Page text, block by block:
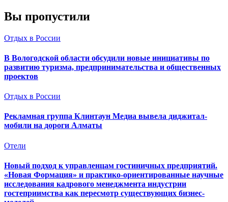
Вы пропустили
Отдых в России
В Вологодской области обсудили новые инициативы по
развитию туризма, предпринимательства и общественных
проектов
Отдых в России
Рекламная группа Клинтаун Медиа вывела диджитал-
мобили на дороги Алматы
Отели
Новый подход к управленцам гостиничных предприятий.
«Новая Формация» и практико-ориентированные научные
исследования кадрового менеджмента индустрии
гостеприимства как пересмотр существующих бизнес-